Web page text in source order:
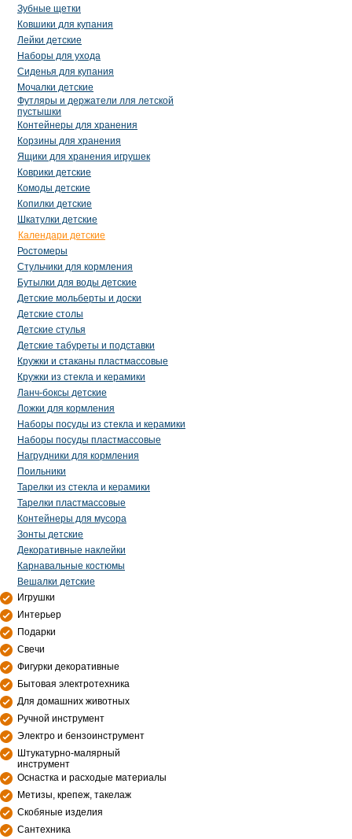
Зубные щетки
Ковшики для купания
Лейки детские
Наборы для ухода
Сиденья для купания
Мочалки детские
Футляры и держатели лля летской
пустышки
Контейнеры для хранения
Корзины для хранения
Ящики для хранения игрушек
Коврики детские
Комоды детские
Копилки детские
Шкатулки детские
Календари детские
Ростомеры
Стульчики для кормления
Бутылки для воды детские
Детские мольберты и доски
Детские столы
Детские стулья
Детские табуреты и подставки
Кружки и стаканы пластмассовые
Кружки из стекла и керамики
Ланч-боксы детские
Ложки для кормления
Наборы посуды из стекла и керамики
Наборы посуды пластмассовые
Нагрудники для кормления
Поильники
Тарелки из стекла и керамики
Тарелки пластмассовые
Контейнеры для мусора
Зонты детские
Декоративные наклейки
Карнавальные костюмы
Вешалки детские
Игрушки
Интерьер
Подарки
Свечи
Фигурки декоративные
Бытовая электротехника
Для домашних животных
Ручной инструмент
Электро и бензоинструмент
Штукатурно-малярный
инструмент
Оснастка и расходые материалы
Метизы, крепеж, такелаж
Скобяные изделия
Сантехника